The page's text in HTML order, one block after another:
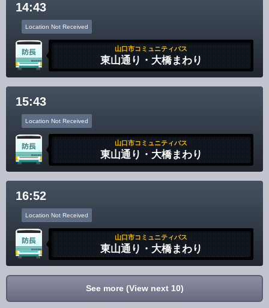
14:43
Location Not Received
山口市コミュニティバス
東山通り・大橋まわり
15:43
Location Not Received
山口市コミュニティバス
東山通り・大橋まわり
16:52
Location Not Received
山口市コミュニティバス
東山通り・大橋まわり
See more (View next 10)